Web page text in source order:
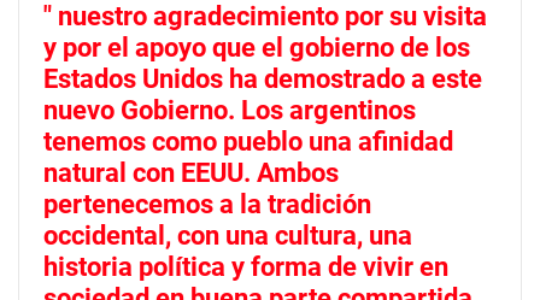
" nuestro agradecimiento por su visita
y por el apoyo que el gobierno de los
Estados Unidos ha demostrado a este
nuevo Gobierno. Los argentinos
tenemos como pueblo una afinidad
natural con EEUU. Ambos
pertenecemos a la tradición
occidental, con una cultura, una
historia política y forma de vivir en